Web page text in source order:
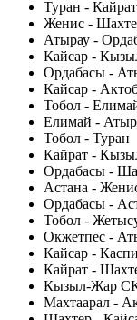
Туран - Кайрат
Женис -
Атырау -
Кайсар -
Ордабасы -
Кайсар -
Тобол -
Елимай -
Тобол - Туран
Кайрат -
Ордабасы -
Астана -
Ордабасы -
Тобол -
Окжетпес -
Кайсар -
Кайрат -
Кызыл-Жар
Махтаарал -